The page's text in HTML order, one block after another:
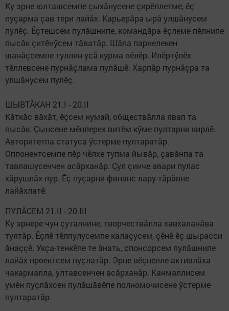
Ку эрне юлташсемпе çыхăнусене çирӗплетме, ӗç
пуçарма çав тери лайăх. Карьерăра ырă улшăнусем
пулӗç. Ӗçтешсем пулăшнипе, командăра ӗçлеме пӗлнипе
пысăк çитӗнӳсем тăватăр. Шăпа парнелекен
шанăçсемпе туллин усă курма пӗлӗр. Илӗртӳлӗх
тӗллевсене пурнăçлама пулăшӗ. Харпăр пурнăçра та
улшăнусем пулӗç.
ШЫВТĂКАН 21.I - 20.II
Кăткăс вăхăт, ӗçсем нумай, обществăлла явап та
пысăк. Çынсене мӗнлерех витӗм кӳме пултарни кирлӗ.
Авторитетпа статуса ӳстерме пултаратăр.
Оппонентсемпе пӗр чӗлхе тупма йывăр, çавăнпа та
тавлашусенчен асăрханăр. Çул çинче авари пулас
хăрушлăх пур. Ӗç пуçарни финанс лару-тăрăвне
лайăхлатӗ.
ПУЛĂСЕМ 21.II - 20.III
Ку эрнере чун çуталнине, творчествăлла хавхаланăва
туятăр. Ӗçлӗ тӗлпулусемпе калаçусем, çӗнӗ ӗç шырасси
ăнаççӗ. Укçа-тенкӗпе те ăнать, спонсорсем пулăшнипе
лайăх проектсем пуçлатăр. Эрне вӗçнелле активлăха
чакармалла, ултавсенчен асăрханăр. Канмаллисем
умӗн пуçлăхсен пулăшăвӗпе полномочисене ӳстерме
пултаратăр.